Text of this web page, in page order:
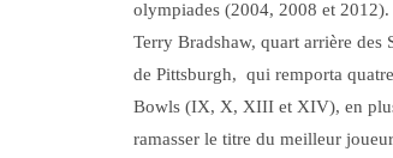
olympiades (2004, 2008 et 2012).
Terry Bradshaw, quart arrière des
de Pittsburgh, qui remporta
Bowls (IX, X, XIII et XIV), en
ramasser le titre du meilleur